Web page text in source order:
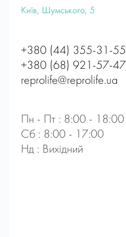
Київ, Шумського, 5
+380 (44) 355-31-55
+380 (68) 921-57-47
reprolife@reprolife.ua
Пн - Пт : 8:00 - 18:00
Сб : 8:00 - 17:00
Нд : Вихідний